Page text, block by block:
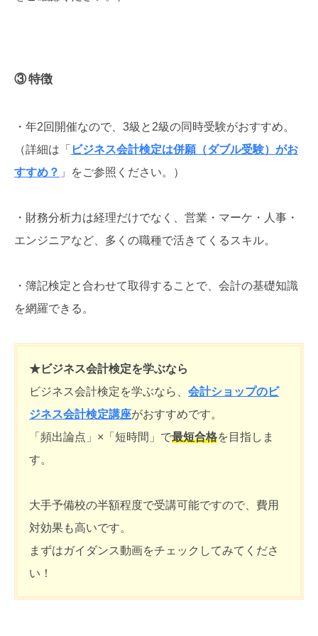
③ 特徴
・年2回開催なので、3級と2級の同時受験がおすすめ。
（詳細は「 ビジネス会計検定は併願（ダブル受験）がお
すすめ？ 」をご参照ください。）
・財務分析力は経理だけでなく、営業・マーケ・人事・
エンジニアなど、多くの職種で活きてくるスキル。
・簿記検定と合わせて取得することで、会計の基礎知識
を網羅できる。
★ビジネス会計検定を学ぶなら
ビジネス会計検定を学ぶなら、 会計ショップのビ
ジネス会計検定講座がおすすめです。
「頻出論点」×「短時間」で最短合格を目指しま
す。
大手予備校の半額程度で受講可能ですので、費用
対効果も高いです。
まずはガイダンス動画をチェックしてみてくださ
い！